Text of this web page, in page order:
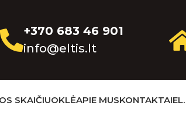
+370 683 46 901
info@eltis.lt
SKAIČIUOKLĖAPIE MUSKONTAKTAI